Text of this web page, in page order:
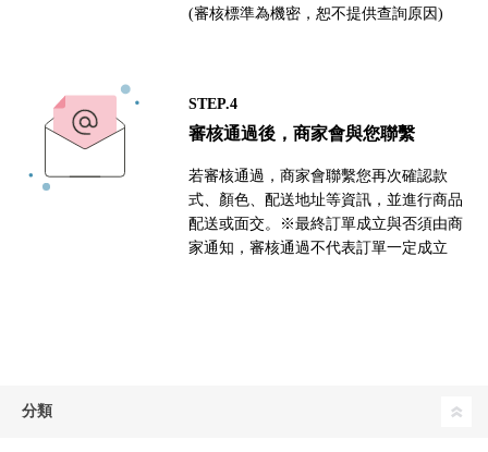
(審核標準為機密，恕不提供查詢原因)
STEP.4
審核通過後，商家會與您聯繫
若審核通過，商家會聯繫您再次確認款
式、顏色、配送地址等資訊，並進行商品
配送或面交。※最終訂單成立與否須由商
家通知，審核通過不代表訂單一定成立
分類